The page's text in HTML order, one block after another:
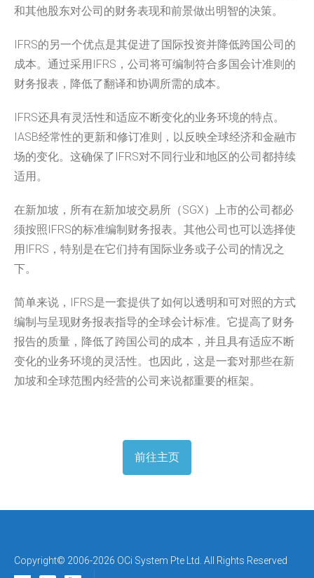
和其他股东对公司的财务表现和前景做出明智的决策。
IFRS的另一个优点是其促进了国际投资并降低跨国公司的
成本。 通过采用IFRS，公司将可编制符合多国会计准则的
财务报表， 降低了翻译和协调所需的成本。
IFRS还具有灵活性和适应不断变化的业务环境的特点。
IASB经常性的更新和修订准则， 以反映全球经济和金融市
场的变化。 这确保了IFRS对不同行业和地区的公司都持续
适用。
在新加坡，所有在新加坡交易所（SGX） 上市的公司都必
须按照IFRS的标准编制财务报表。 其他公司也可以选择使
用IFRS， 特别是在它们持有国际业务或子公司的情况之
下。
简单来说，
IFRS是一套提供了如何以透明和可对照的方式
编制与呈现财务报表指导的全球会计标准。它提高了财务
报告的质量， 降低了跨国公司的成本， 并且具有适应不断
变化的业务环境的灵活性。也因此， 这是一套对那些在新
加坡和全球范围内经营的公司来说都重要的框架。
前往主页
Copyright© 2006-2026 OCi System Pte Ltd. All Rights Reserved